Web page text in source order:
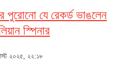
পুরোনো যে রেকর্ড ভাঙলেন
স্পিনার
২০২৫, ২২:১৮